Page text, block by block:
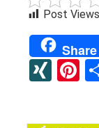
Post
Share